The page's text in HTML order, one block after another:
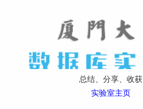
总结、分享、收获
实验室主页